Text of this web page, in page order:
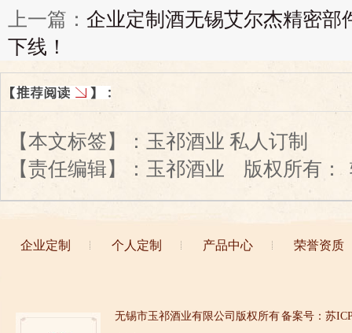
上一篇： 企业定制酒无锡艾尔杰精密部
下线！
【本文标签】： 玉祁酒业 私人订制
【责任编辑】： 玉祁酒业 版权所有：
企业定制 个人定制 产品中心 荣誉资质
无锡市玉祁酒业有限公司版权所有备案号：苏